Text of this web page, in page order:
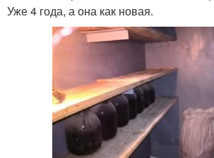
Уже 4 года, а она как новая.